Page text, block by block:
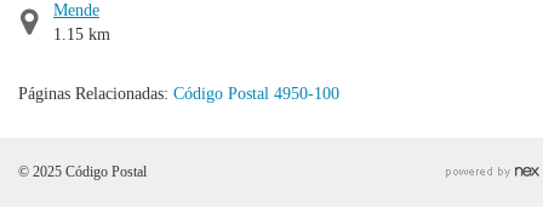
Mende
1.15 km
Páginas Relacionadas: Código Postal 4950-100
© 2025 Código Postal